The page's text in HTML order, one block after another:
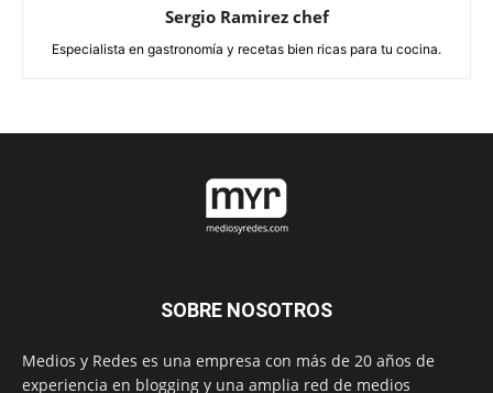
Sergio Ramirez chef
Especialista en gastronomía y recetas bien ricas para tu cocina.
SOBRE NOSOTROS
Medios y Redes es una empresa con más de 20 años de
experiencia en blogging y una amplia red de medios